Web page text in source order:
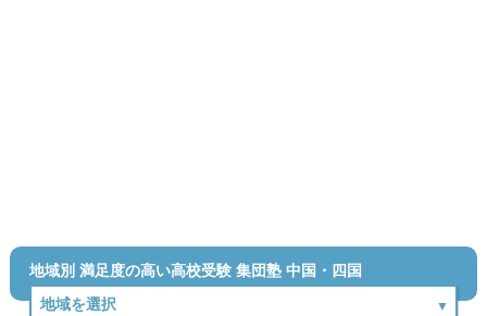
地域別 満足度の高い高校受験 集団塾 中国・四国